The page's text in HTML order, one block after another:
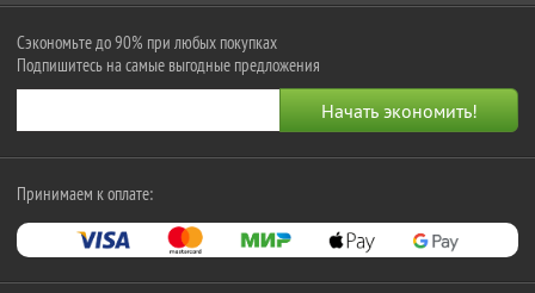
Сэкономьте до 90% при любых покупках
Подпишитесь на самые выгодные предложения
Принимаем к оплате: